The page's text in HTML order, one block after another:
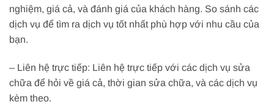
nghiệm, giá cả, và đánh giá của khách hàng. So sánh các
dịch vụ để tìm ra dịch vụ tốt nhất phù hợp với nhu cầu của
bạn.
– Liên hệ trực tiếp: Liên hệ trực tiếp với các dịch vụ sửa
chữa để hỏi về giá cả, thời gian sửa chữa, và các dịch vụ
kèm theo.